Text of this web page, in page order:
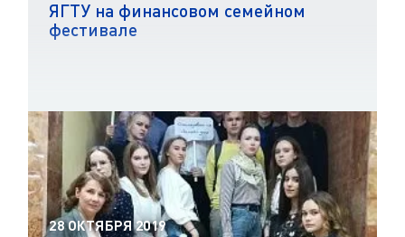
ЯГТУ на финансовом семейном
фестивале
28 ОКТЯБРЯ 2019